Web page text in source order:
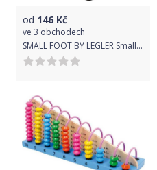
od 146 Kč
ve 3 obchodech
SMALL FOOT BY LEGLER Small Foot Jednoduchá dřevěná skládačka nákladní auto